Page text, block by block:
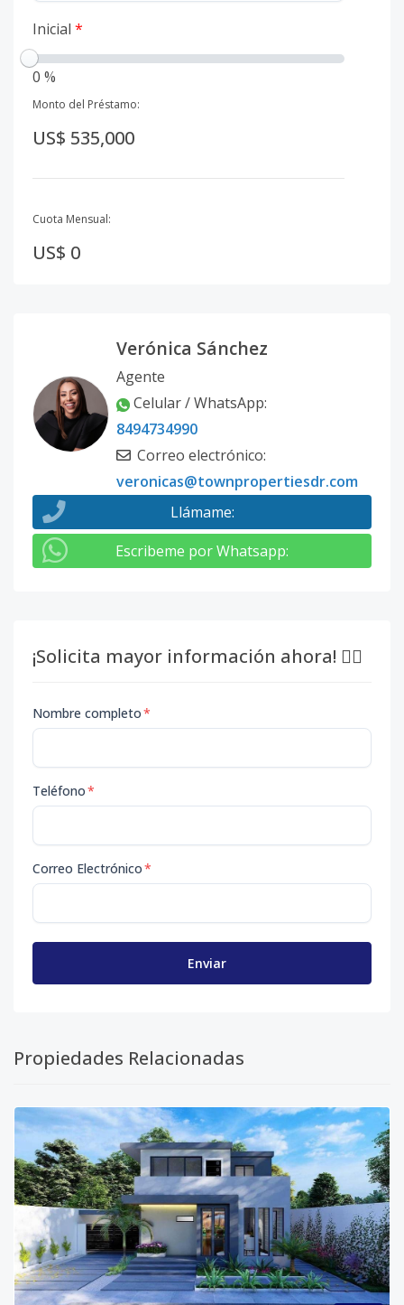
Inicial *
0 %
Monto del Préstamo:
US$ 535,000
Cuota Mensual:
US$ 0
Verónica Sánchez
Agente
Celular / WhatsApp:
8494734990
Correo electrónico:
veronicas@townpropertiesdr.com
Llámame:
Escribeme por Whatsapp:
¡Solicita mayor información ahora! 👇🏽
Nombre completo*
Teléfono*
Correo Electrónico*
Enviar
Propiedades Relacionadas